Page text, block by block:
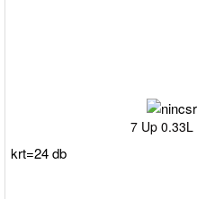
7 Up
krt=24 db